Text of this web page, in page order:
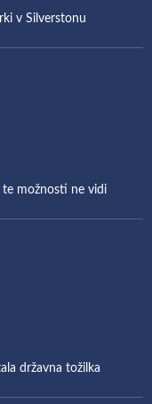
v Silverstonu
te možnosti ne vidi
državna tožilka